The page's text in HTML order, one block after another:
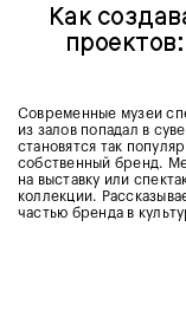
Как
Современные музеи
из залов попадал в
становятся так
собственный бренд.
на выставку или
коллекции.
частью бренда в